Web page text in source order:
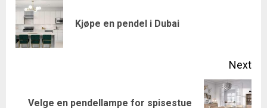
navigation
Kjøpe en pendel i Dubai
Next
Next
Velge en pendellampe for spisestue